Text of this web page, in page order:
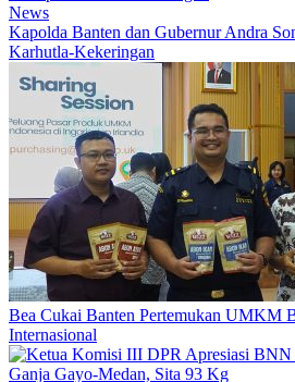
News
Kapolda Banten dan Gubernur Andra
Karhutla-Kekeringan
Bea Cukai Banten Pertemukan UMKM
Internasional